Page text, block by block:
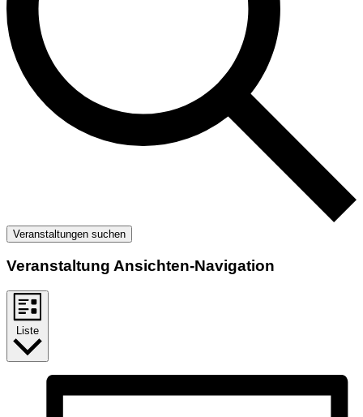
Veranstaltungen suchen
Veranstaltung Ansichten-Navigation
Liste